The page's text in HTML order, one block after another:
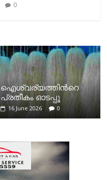
0
ഐശ്വര്യത്തിന്‍റെ
പ്രതീകം ഓടപ്പൂ
16 June 2026 0